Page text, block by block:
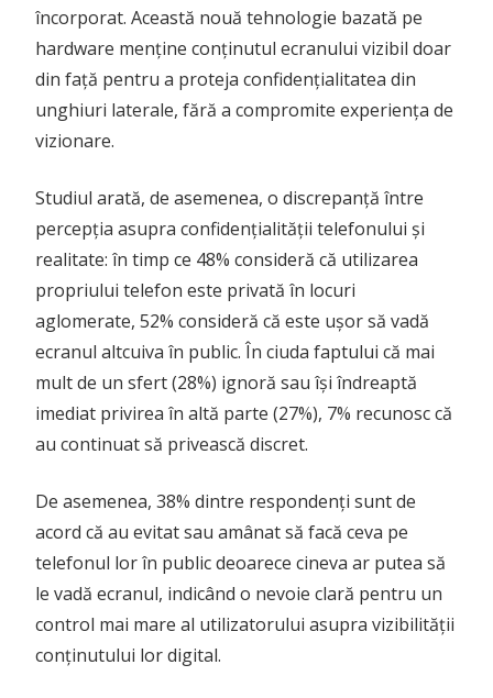
încorporat. Această nouă tehnologie bazată pe
hardware menține conținutul ecranului vizibil doar
din față pentru a proteja confidențialitatea din
unghiuri laterale, fără a compromite experiența de
vizionare.
Studiul arată, de asemenea, o discrepanță între
percepția asupra confidențialității telefonului și
realitate: în timp ce 48% consideră că utilizarea
propriului telefon este privată în locuri
aglomerate, 52% consideră că este ușor să vadă
ecranul altcuiva în public. În ciuda faptului că mai
mult de un sfert (28%) ignoră sau își îndreaptă
imediat privirea în altă parte (27%), 7% recunosc că
au continuat să privească discret.
De asemenea, 38% dintre respondenți sunt de
acord că au evitat sau amânat să facă ceva pe
telefonul lor în public deoarece cineva ar putea să
le vadă ecranul, indicând o nevoie clară pentru un
control mai mare al utilizatorului asupra vizibilității
conținutului lor digital.